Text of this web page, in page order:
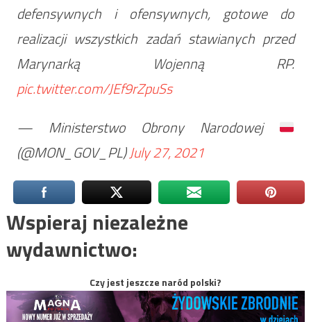
defensywnych i ofensywnych, gotowe do
realizacji wszystkich zadań stawianych przed
Marynarką Wojenną RP.
pic.twitter.com/JEf9rZpuSs
— Ministerstwo Obrony Narodowej
(@MON_GOV_PL)July 27, 2021
Wspieraj niezależne
wydawnictwo:
Czy jest jeszcze naród polski?